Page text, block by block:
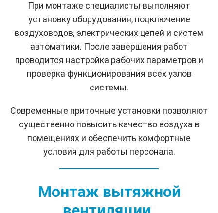
При монтаже специалисты выполняют
установку оборудования, подключение
воздуховодов, электрических цепей и систем
автоматики. После завершения работ
проводится настройка рабочих параметров и
проверка функционирования всех узлов
системы.
Современные приточные установки позволяют
существенно повысить качество воздуха в
помещениях и обеспечить комфортные
условия для работы персонала.
Монтаж вытяжной